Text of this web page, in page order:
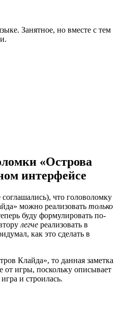
Занятное, но вместе с тем
«Острова
интерфейсе
что головоломку
можно реализовать только
буду формулировать по-
легче реализовать в
как это сделать в
Клайда», то данная заметка
от игры, поскольку описывает
и строилась.